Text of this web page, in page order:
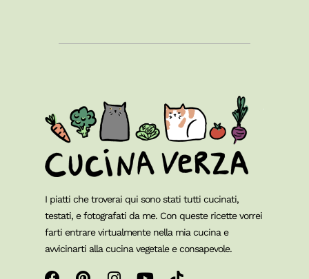
I piatti che troverai qui sono stati tutti cucinati,
testati, e fotografati da me. Con queste ricette vorrei
farti entrare virtualmente nella mia cucina e
avvicinarti alla cucina vegetale e consapevole.